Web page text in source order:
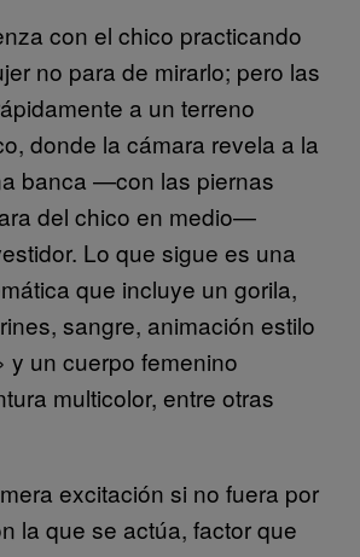
con el chico practicando
no para de mirarlo; pero las
a un terreno
donde la cámara revela a la
banca —con las piernas
del chico en medio—
Lo que sigue es una
que incluye un gorila,
sangre, animación estilo
y un cuerpo femenino
multicolor, entre otras
excitación si no fuera por
la que se actúa, factor que